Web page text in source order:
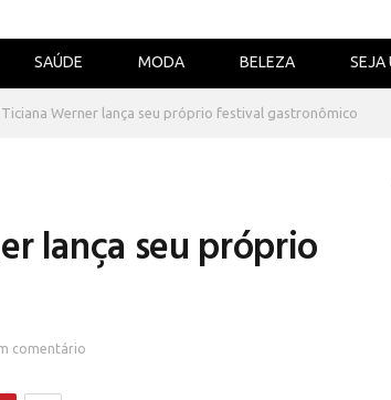
SAÚDE MODA BELEZA SEJA
Werner lança seu próprio festival gastronômico
lança seu próprio
comentário